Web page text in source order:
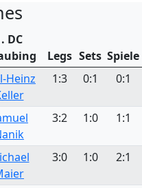
DC
Legs Sets Spiele
Heinz
1:3 0:1 0:1
3:2 1:0 1:1
3:0 1:0 2:1